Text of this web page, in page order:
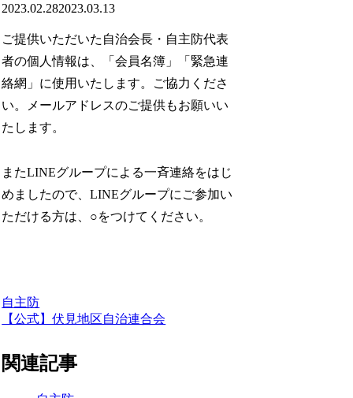
2023.02.282023.03.13
ご提供いただいた自治会長・自主防代表
者の個人情報は、「会員名簿」「緊急連
絡網」に使用いたします。ご協力くださ
い。メールアドレスのご提供もお願いい
たします。
またLINEグループによる一斉連絡をはじ
めましたので、LINEグループにご参加い
ただける方は、○をつけてください。
自主防
【公式】伏見地区自治連合会
関連記事